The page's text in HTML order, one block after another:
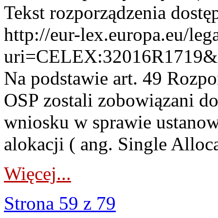
Tekst rozporządzenia
http://eur-lex.europa.eu/
Na podstawie art. 49
OSP zostali zobowiązani
wniosku w sprawie
alokacji ( ang. Single
Więcej...
Strona 59 z 79